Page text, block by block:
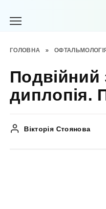
ГОЛОВНА » ОФТАЛЬМОЛОГІЯ
Подвійний
диплопія.
Вікторія Стоянова